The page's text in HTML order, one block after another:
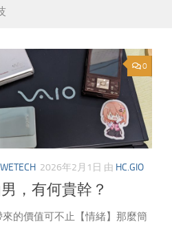
0
WETECH 2026年2月1日 由 HC.GIO
，有何貴幹？
來的價值可不止【情緒】那麼簡